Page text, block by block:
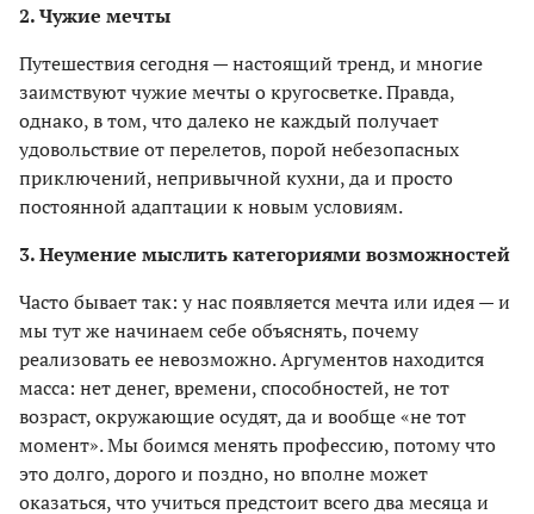
2. Чужие мечты
Путешествия сегодня — настоящий тренд, и многие
заимствуют чужие мечты о кругосветке. Правда,
однако, в том, что далеко не каждый получает
удовольствие от перелетов, порой небезопасных
приключений, непривычной кухни, да и просто
постоянной адаптации к новым условиям.
3. Неумение мыслить категориями возможностей
Часто бывает так: у нас появляется мечта или идея — и
мы тут же начинаем себе объяснять, почему
реализовать ее невозможно. Аргументов находится
масса: нет денег, времени, способностей, не тот
возраст, окружающие осудят, да и вообще «не тот
момент». Мы боимся менять профессию, потому что
это долго, дорого и поздно, но вполне может
оказаться, что учиться предстоит всего два месяца и